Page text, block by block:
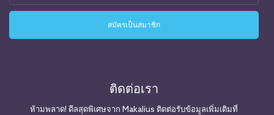
ติดต่อเรา
ห้ามพลาด! ดีลสุดพิเศษจาก Makalius ติดต่อรับข้อมูลเพิ่มเติมที่